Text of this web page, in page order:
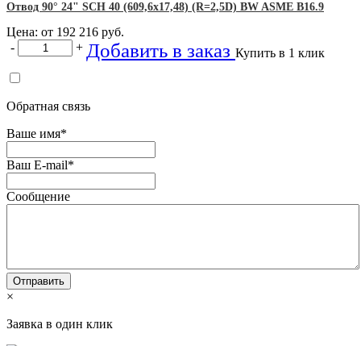
Отвод 90° 24" SCH 40 (609,6х17,48) (R=2,5D) BW ASME B16.9
Цена: от 192 216 руб.
-
+ Добавить в заказ Купить в 1 клик
Обратная связь
Ваше имя*
Ваш E-mail*
Сообщение
×
Заявка в один клик